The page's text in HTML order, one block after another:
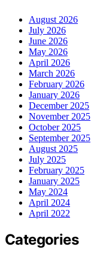
August 2026
July 2026
June 2026
May 2026
April 2026
March 2026
February 2026
January 2026
December 2025
November 2025
October 2025
September 2025
August 2025
July 2025
February 2025
January 2025
May 2024
April 2024
April 2022
Categories